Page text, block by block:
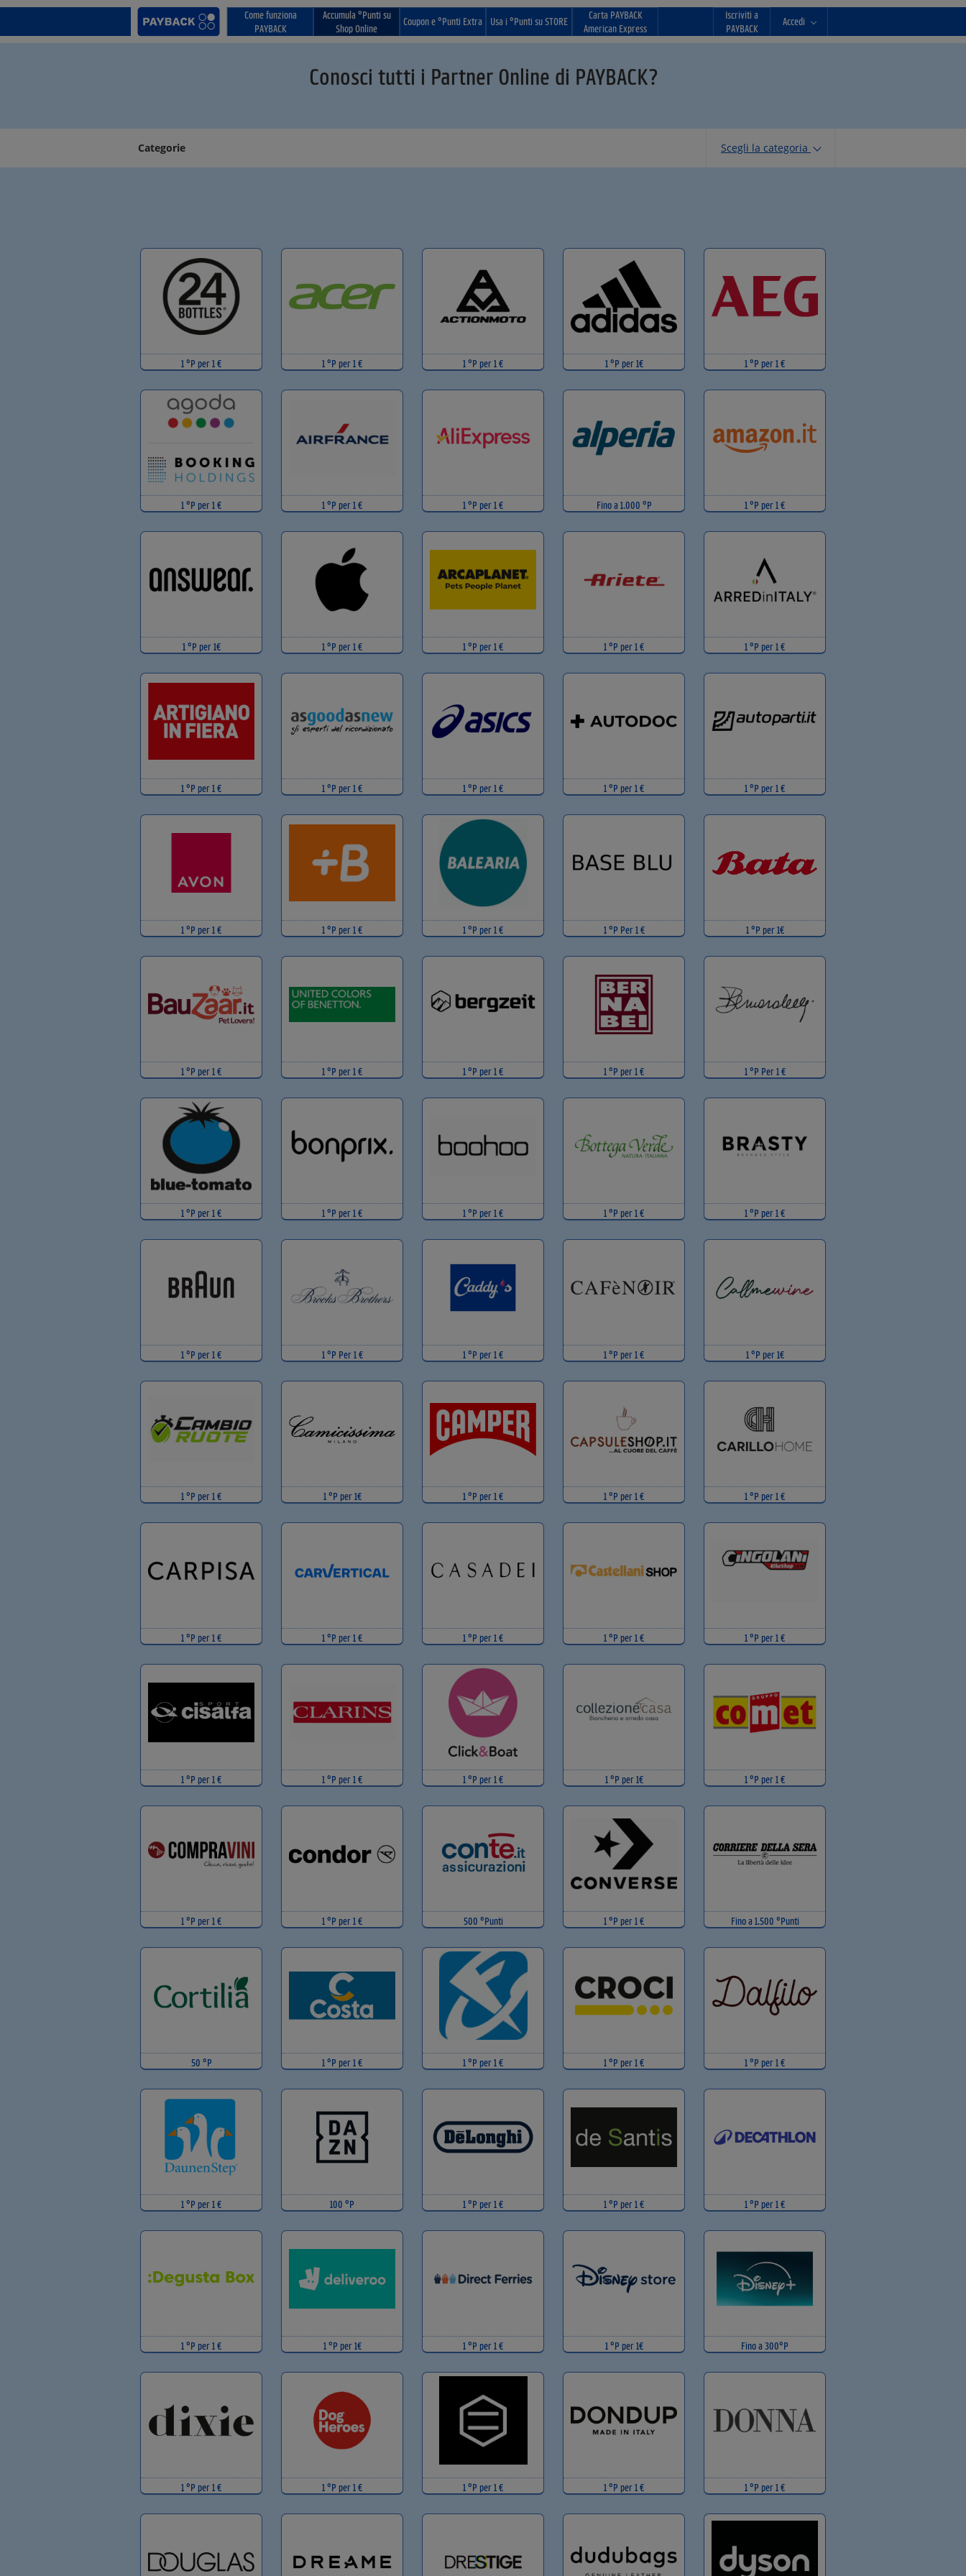
Come funziona
PAYBACK
Accumula °Punti su
Shop Online
Coupon e °Punti Extra Usa i °Punti su STORE
Carta PAYBACK
American Express
Iscriviti a
PAYBACK
Accedi
Conosci tutti i Partner Online di PAYBACK?
Categorie Scegli la categoria
1 °P per 1 € 1 °P per 1 € 1 °P per 1 € 1 °P per 1€ 1 °P per 1 €
1 °P per 1 € 1 °P per 1 € 1 °P per 1 € Fino a 1.000 °P 1 °P per 1 €
1 °P per 1€ 1 °P per 1 € 1 °P per 1 € 1 °P per 1 € 1 °P per 1 €
1 °P per 1 € 1 °P per 1 € 1 °P per 1 € 1 °P per 1 € 1 °P per 1 €
1 °P per 1 € 1 °P per 1 € 1 °P per 1 € 1 °P Per 1 € 1 °P per 1€
1 °P per 1 € 1 °P per 1 € 1 °P per 1 € 1 °P per 1 € 1 °P Per 1 €
1 °P per 1 € 1 °P per 1 € 1 °P per 1 € 1 °P per 1 € 1 °P per 1 €
1 °P per 1 € 1 °P Per 1 € 1 °P per 1 € 1 °P per 1 € 1 °P per 1€
1 °P per 1 € 1 °P per 1€ 1 °P per 1 € 1 °P per 1 € 1 °P per 1 €
1 °P per 1 € 1 °P per 1 € 1 °P per 1 € 1 °P per 1 € 1 °P per 1 €
1 °P per 1 € 1 °P per 1 € 1 °P per 1 € 1 °P per 1€ 1 °P per 1 €
1 °P per 1 € 1 °P per 1 € 500 °Punti 1 °P per 1 € Fino a 1.500 °Punti
50 °P 1 °P per 1 € 1 °P per 1 € 1 °P per 1 € 1 °P per 1 €
1 °P per 1 € 100 °P 1 °P per 1 € 1 °P per 1 € 1 °P per 1 €
1 °P per 1 € 1 °P per 1€ 1 °P per 1 € 1 °P per 1€ Fino a 300°P
1 °P per 1 € 1 °P per 1 € 1 °P per 1 € 1 °P per 1 € 1 °P per 1 €